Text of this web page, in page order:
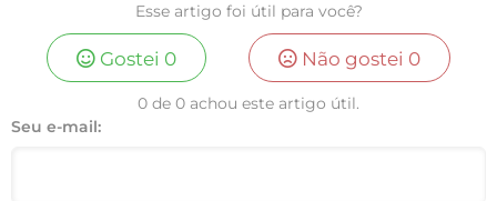
Esse artigo foi útil para você?
Gostei 0 Não gostei 0
0 de 0 achou este artigo útil.
Seu e-mail: